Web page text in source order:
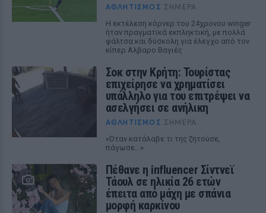
ΑΘΛΗΤΙΣΜΌΣ ΣΉΜΕΡΑ
Η εκτέλεση κόρνερ του 24χρονου winger
ήταν πραγματικά εκπληκτική, με πολλά
φάλτσα και δύσκολη για έλεγχο από τον
κίπερ Αλβαρο Βαγιές
Σοκ στην Κρήτη: Τουρίστας
επιχείρησε να χρηματίσει
υπάλληλο για του επιτρέψει να
ασελγήσει σε ανήλικη
ΑΘΛΗΤΙΣΜΌΣ ΣΉΜΕΡΑ
«Όταν κατάλαβε τι της ζητούσε,
πάγωσε...»
Πέθανε η influencer Σίντνεϊ
Τάουλ σε ηλικία 26 ετών
έπειτα από μάχη με σπάνια
μορφή καρκίνου